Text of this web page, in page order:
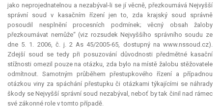
jako neprojednatelnou a nezabýval-li se jí věcně, přezkoumává Nejvyšší
správní soud v kasačním řízení jen to, zda krajský soud správně
posoudil nesplnění procesních podmínek; věcný obsah žaloby
přezkoumávat nemůže“ (viz rozsudek Nejvyššího správního soudu ze
dne 5. 1. 2006, č. j. 2 As 45/2005-65, dostupný na www.nssoud.cz).
Zdejší soud se tedy při posuzování důvodnosti předmětné kasační
stížnosti omezil pouze na otázku, zda bylo na místě žalobu stěžovatele
odmítnout. Samotným průběhem přestupkového řízení a případnou
otázkou viny za spáchání přestupku či otázkami týkajícími se náhrady
škody se Nejvyšší správní soud nezabýval, neboť by tak činil nad rámec
své zákonné role v tomto případě.